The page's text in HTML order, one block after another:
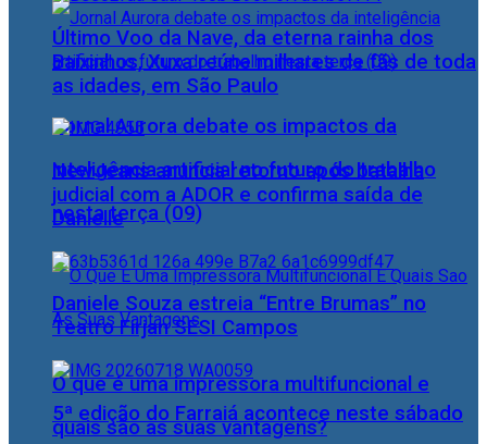
Jornal Aurora debate os impactos da
inteligência artificial no futuro do trabalho
nesta terça (09)
O que é uma impressora multifuncional e
quais são as suas vantagens?
Último Voo da Nave, da eterna rainha dos
Baixinhos, Xuxa reúne milhares de fãs de toda
as idades, em São Paulo
NewJeans anuncia retorno após batalha
judicial com a ADOR e confirma saída de
Danielle
Daniele Souza estreia “Entre Brumas” no
Teatro Firjan SESI Campos
5ª edição do Farraiá acontece neste sábado